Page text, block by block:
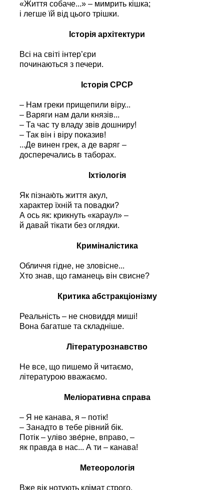
«Життя собаче...» – мимрить кішка;
і легше їй від цього трішки.
Історія архітектури
Всі на світі інтер’єри
починаються з печери.
Історія СРСР
– Нам греки прищепили віру...
– Варяги нам дали князів...
– Та час ту владу звів дошниру!
– Так він і віру показив!
...Де винен грек, а де варяг –
досперечались в таборах.
Іхтіологія
Як пізнаю́ть життя акул,
характер їхній та повадки?
А ось як: крикнуть «караул» –
й давай тікати без оглядки.
Криміналістика
Обличчя гідне, не зловісне...
Хто знав, що гаманець він свисне?
Критика абстракціонізму
Реальність – не сновиддя миші!
Вона багатше та складніше.
Літературознавство
Не все, що пишемо й читаємо,
літературою вважаємо.
Меліоративна справа
– Я не канава, я – потік!
– Занадто в тебе рівний бік.
Потік – уліво зве́рне, вправо, –
як правда в нас... А ти – канава!
Метеорологія
Вже вік нотують клімат строго.